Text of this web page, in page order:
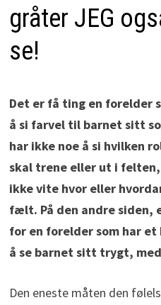
gråter JEG
se!
Det er få ting en forelder
å si farvel til barnet sitt
har ikke noe å si hvilken
skal trene eller ut i
ikke vite hvor eller
fælt. På den andre siden,
for en forelder som har
å se barnet sitt trygt,
Den eneste måten den